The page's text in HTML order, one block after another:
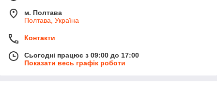
м. Полтава
Полтава, Україна
Контакти
Сьогодні працює з 09:00 до 17:00
Показати весь графік роботи